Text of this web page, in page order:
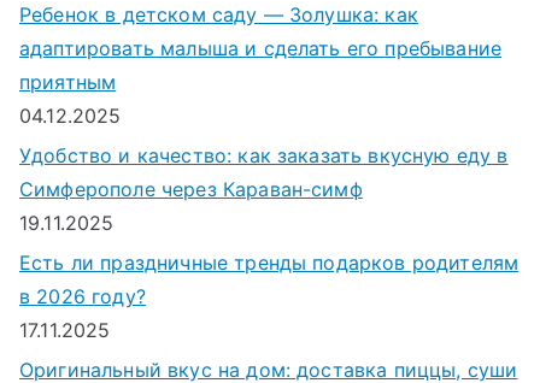
Ребенок в детском саду — Золушка: как
адаптировать малыша и сделать его пребывание
приятным
04.12.2025
Удобство и качество: как заказать вкусную еду в
Симферополе через Караван-симф
19.11.2025
Есть ли праздничные тренды подарков родителям
в 2026 году?
17.11.2025
Оригинальный вкус на дом: доставка пиццы, суши